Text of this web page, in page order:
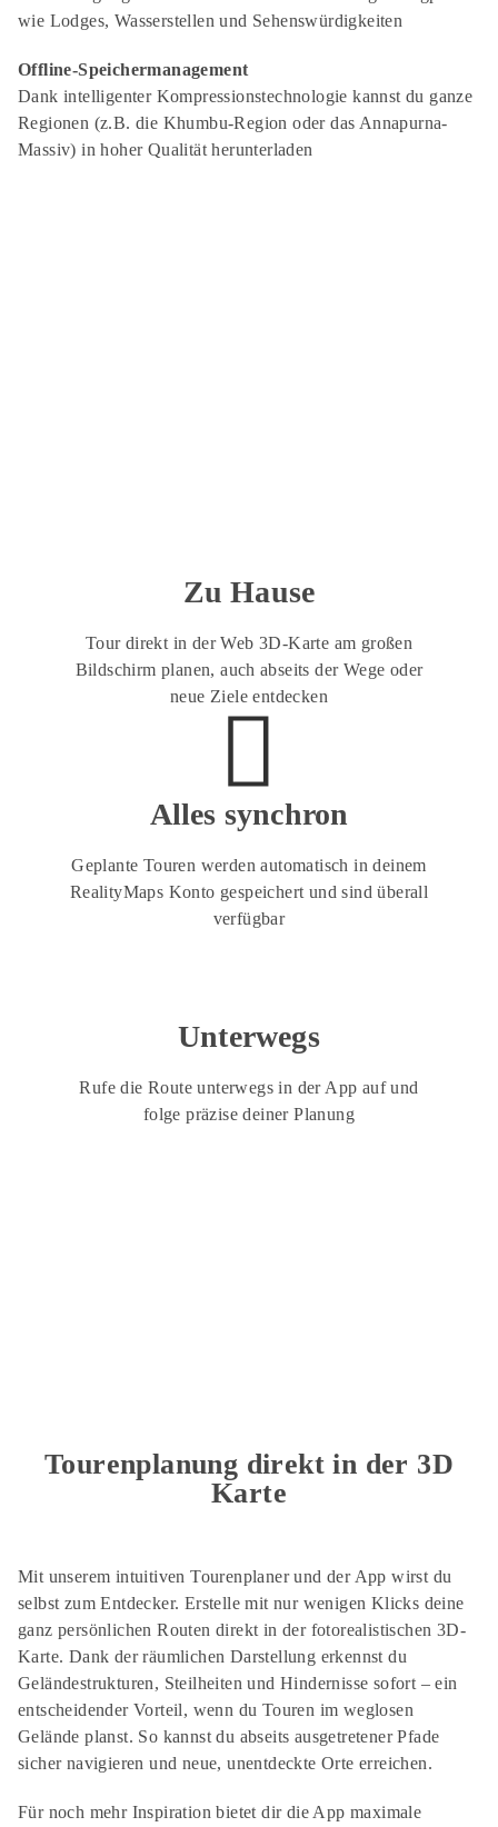
wie Lodges, Wasserstellen und Sehenswürdigkeiten
Offline-Speichermanagement
Dank intelligenter Kompressionstechnologie kannst du ganze
Regionen (z.B. die Khumbu-Region oder das Annapurna-
Massiv) in hoher Qualität herunterladen
Zu Hause
Tour direkt in der Web 3D-Karte am großen
Bildschirm planen, auch abseits der Wege oder
neue Ziele entdecken
Alles synchron
Geplante Touren werden automatisch in deinem
RealityMaps Konto gespeichert und sind überall
verfügbar
Unterwegs
Rufe die Route unterwegs in der App auf und
folge präzise deiner Planung
Tourenplanung direkt in der 3D
Karte
Mit unserem intuitiven Tourenplaner und der App wirst du
selbst zum Entdecker. Erstelle mit nur wenigen Klicks deine
ganz persönlichen Routen direkt in der fotorealistischen 3D-
Karte. Dank der räumlichen Darstellung erkennst du
Geländestrukturen, Steilheiten und Hindernisse sofort – ein
entscheidender Vorteil, wenn du Touren im weglosen
Gelände planst. So kannst du abseits ausgetretener Pfade
sicher navigieren und neue, unentdeckte Orte erreichen.
Für noch mehr Inspiration bietet dir die App maximale